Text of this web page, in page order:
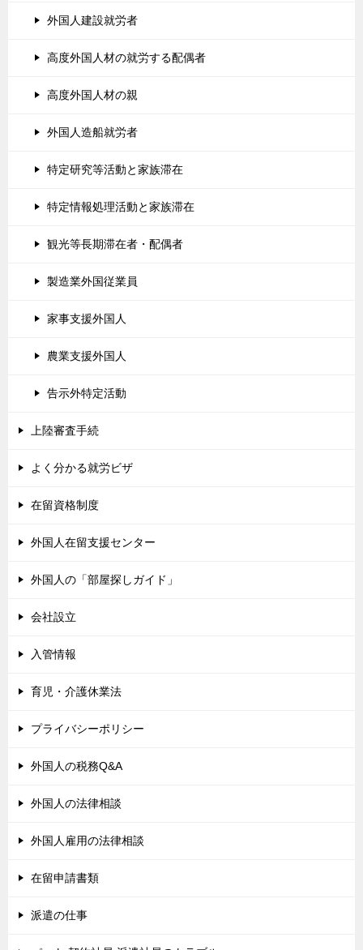
外国人建設就労者
高度外国人材の就労する配偶者
高度外国人材の親
外国人造船就労者
特定研究等活動と家族滞在
特定情報処理活動と家族滞在
観光等長期滞在者・配偶者
製造業外国従業員
家事支援外国人
農業支援外国人
告示外特定活動
上陸審査手続
よく分かる就労ビザ
在留資格制度
外国人在留支援センター
外国人の「部屋探しガイド」
会社設立
入管情報
育児・介護休業法
プライバシーポリシー
外国人の税務Q&A
外国人の法律相談
外国人雇用の法律相談
在留申請書類
派遣の仕事